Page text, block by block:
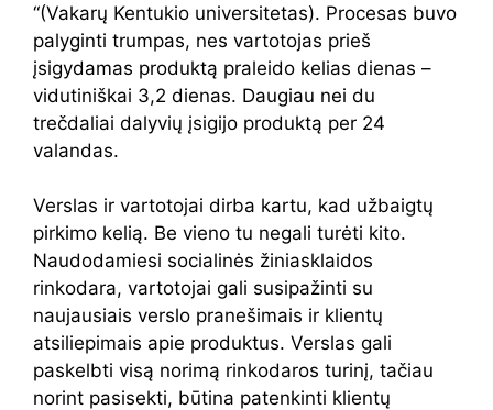
“(Vakarų Kentukio universitetas). Procesas buvo
palyginti trumpas, nes vartotojas prieš
įsigydamas produktą praleido kelias dienas –
vidutiniškai 3,2 dienas. Daugiau nei du
trečdaliai dalyvių įsigijo produktą per 24
valandas.
Verslas ir vartotojai dirba kartu, kad užbaigtų
pirkimo kelią. Be vieno tu negali turėti kito.
Naudodamiesi socialinės žiniasklaidos
rinkodara, vartotojai gali susipažinti su
naujausiais verslo pranešimais ir klientų
atsiliepimais apie produktus. Verslas gali
paskelbti visą norimą rinkodaros turinį, tačiau
norint pasisekti, būtina patenkinti klientų